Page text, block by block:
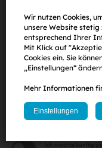
mind. 8 Zeichen,eine Zahl
Passwort wiederholen
Ich möchte künftig
Wir nutzen Cookies,
unsere Website stetig
entsprechend Ihrer
Mit Klick auf
Cookies ein. Sie
„Einstellungen“
Mehr Informationen
Einstellungen